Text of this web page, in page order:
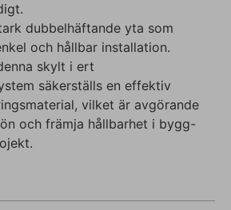
dubbelhäftande yta som
och hållbar installation.
skylt i ert
säkerställs en effektiv
vilket är avgörande
och främja hållbarhet i bygg-